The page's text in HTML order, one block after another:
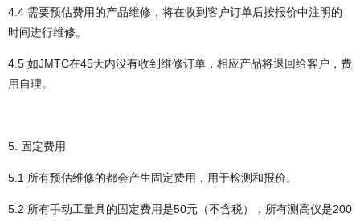
4.4 需要预估费用的产品维修，将在收到客户订单后按报价中注明的
时间进行维修。
4.5 如JMTC在45天内没有收到维修订单，相应产品将退回给客户，费
用自理。
5. 固定费用
5.1 所有预估维修的都会产生固定费用，用于检测和报价。
5.2 所有手动工量具的固定费用是50元（不含税），所有测高仪是200